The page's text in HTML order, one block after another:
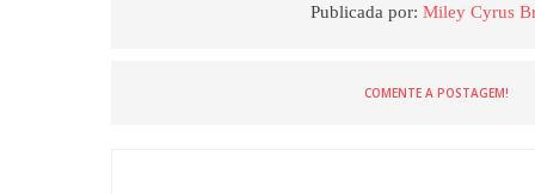
Publicada por:Miley Cyrus
COMENTE A POSTAGEM!